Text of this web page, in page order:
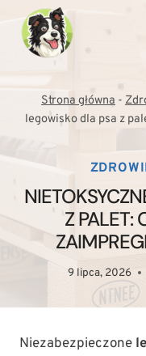
Przejdź
treści
Strona główna -
legowisko dla psa z
Z PALET:
9 lipca, 2026
Niezabezpieczone